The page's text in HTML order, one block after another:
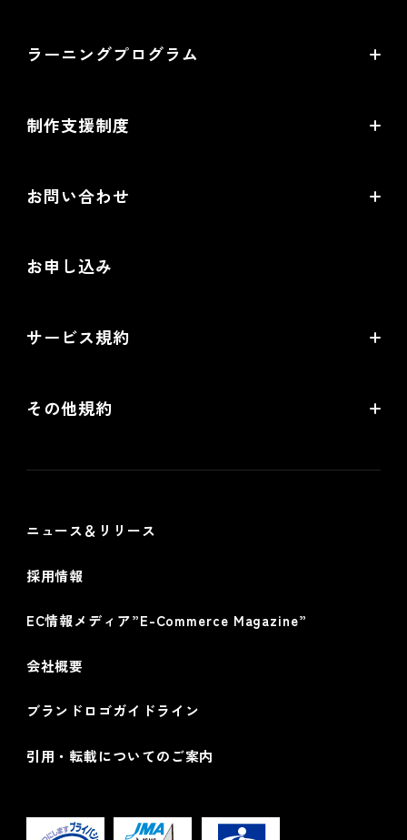
提携サービス一覧
導入企業一覧
ラーニングプログラム
オープンセミナー一覧
制作支援制度
EC制作パートナー一覧
お問い合わせ
導入検討Webミーティング
お申し込み
サービス規約
futureshop omni-channelサービス規約
その他規約
ニュース＆リリース
採用情報
EC情報メディア”E-Commerce Magazine”
会社概要
ブランドロゴガイドライン
引用・転載についてのご案内